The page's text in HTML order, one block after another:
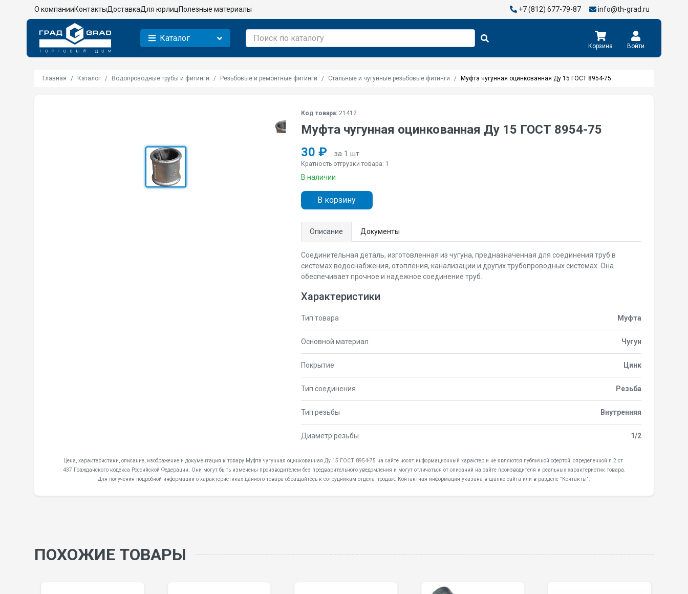
О компанииКонтактыДоставкаДля юрлицПолезные материалы +7 (812) 677-79-87 info@th-grad.ru
Каталог
Корзина Войти
Главная Каталог Водопроводные трубы и фитинги Резьбовые и ремонтные фитинги Стальные и чугунные резьбовые фитинги Муфта чугунная оцинкованная Ду 15 ГОСТ 8954-75
Код товара:21412
Муфта чугунная оцинкованная Ду 15 ГОСТ 8954-75
30 ₽
за 1 шт
Кратность отгрузки товара: 1
В наличии
В корзину
Описание Документы
Соединительная деталь, изготовленная из чугуна, предназначенная для соединения труб в
системах водоснабжения, отопления, канализации и других трубопроводных системах. Она
обеспечивает прочное и надежное соединение труб.
Характеристики
Тип товара Муфта
Основной материал Чугун
Покрытие Цинк
Тип соединения Резьба
Тип резьбы Внутренняя
Диаметр резьбы 1/2
Цена, характеристики, описание, изображение и документация к товару Муфта чугунная оцинкованная Ду 15 ГОСТ 8954-75 на сайте носят информационный характер и не являются публичной офертой, определенной п.2 ст.
437 Гражданского кодекса Российской Федерации. Они могут быть изменены производителем без предварительного уведомления и могут отличаться от описаний на сайте производителя и реальных характеристик товара.
Для получения подробной информации о характеристиках данного товара обращайтесь к сотрудникам отдела продаж. Контактная информация указана в шапке сайта или в разделе "Контакты".
ПОХОЖИЕ ТОВАРЫ